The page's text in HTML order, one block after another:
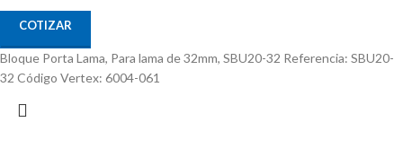
COTIZAR
Bloque Porta Lama, Para lama de 32mm, SBU20-32 Referencia: SBU20-
32 Código Vertex: 6004-061